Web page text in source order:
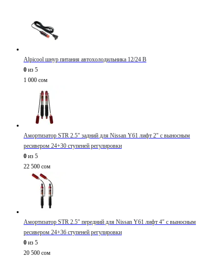
Alpicool шнур питания автохолодильника 12/24 В
0 из 5
1 000 сом
Амортизатор STR 2.5" задний для Nissan Y61 лифт 2" с выносным
ресивером 24+30 ступеней регулировки
0 из 5
22 500 сом
Амортизатор STR 2.5″ передний для Nissan Y61 лифт 4″ с выносным
ресивером 24+36 ступеней регулировки
0 из 5
20 500 сом